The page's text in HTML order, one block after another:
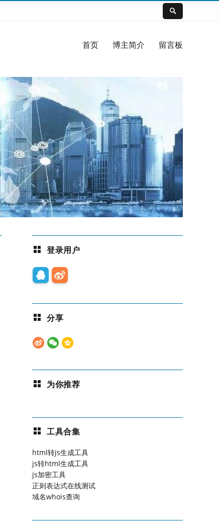
首页 博主简介 留言板
登录用户
分享
为你推荐
工具合集
html转js生成工具
js转html生成工具
js加密工具
正则表达式在线测试
域名whois查询